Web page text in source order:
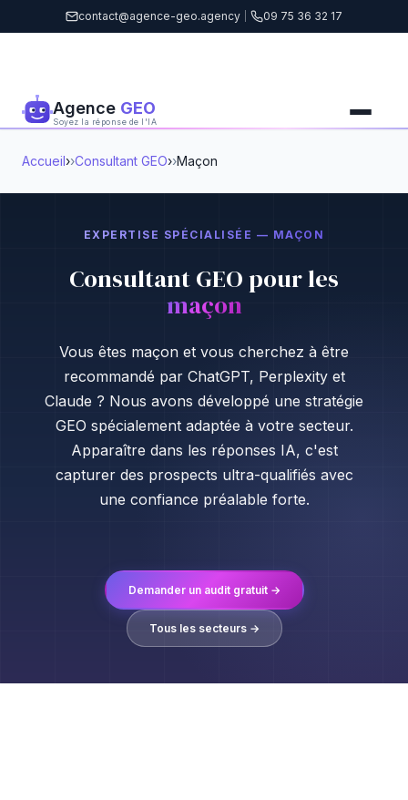
contact@agence-geo.agency 09 75 36 32 17
Agence GEO
Soyez la réponse de l'IA
Accueil› Consultant GEO› Maçon
EXPERTISE SPÉCIALISÉE — MAÇON
Consultant GEO pour les
maçon
Vous êtes maçon et vous cherchez à être
recommandé par ChatGPT, Perplexity et
Claude ? Nous avons développé une stratégie
GEO spécialement adaptée à votre secteur.
Apparaître dans les réponses IA, c'est
capturer des prospects ultra-qualifiés avec
une confiance préalable forte.
Demander un audit gratuit →
Tous les secteurs →